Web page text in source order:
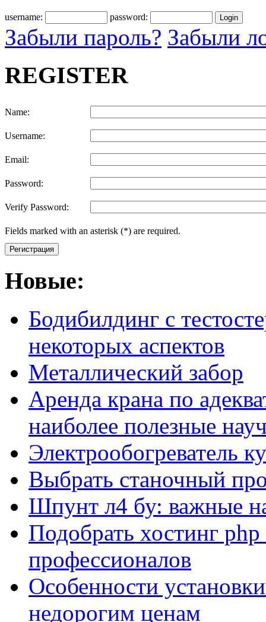
username: password:
Забыли пароль? Забыли
REGISTER
Name:
Username:
Email:
Password:
Verify Password:
Fields marked with an asterisk (*) are required.
Регистрация
Новые:
Бодибилдинг с
некоторых аспектов
Металлический забор
Аренда крана по
наиболее полезные
Электрообогреватель
Выбрать станочный
Шпунт л4 бу: важные
Подобрать хостинг
профессионалов
Особенности
недорогим ценам